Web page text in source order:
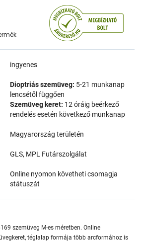
ingyenes
Dioptriás szemüveg: 5-21 munkanap
lencsétől függően
Szemüveg keret: 12 óráig beérkező
rendelés esetén következő munkanap
Magyarország területén
GLS, MPL Futárszolgálat
Online nyomon követheti csomagja
státuszát
szemüveg M-es méretben. Online
téglalap formája több arcformához is